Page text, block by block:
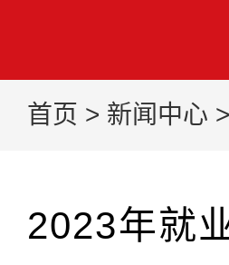
首页 > 新闻中心 >
2023年就